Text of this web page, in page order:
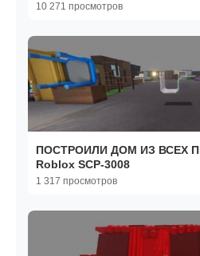
10 271 просмотров
ПОСТРОИЛИ ДОМ ИЗ ВСЕХ
Roblox SCP-3008
1 317 просмотров